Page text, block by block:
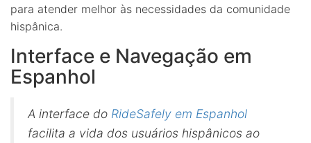
para atender melhor às necessidades da comunidade
hispânica.
Interface e Navegação em
Espanhol
A interface do RideSafely em Espanhol
facilita a vida dos usuários hispânicos ao